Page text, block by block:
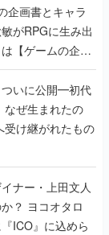
いに公開━初代
なぜ生まれたの
受け継がれたもの
ナー・上田文人
？ ヨコオタロ
ICO』に込めら
！【ゲームの企
ソナ3』を築き